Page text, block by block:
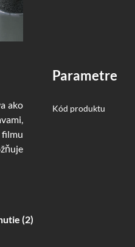
ako
parametre
Kód produktu
(2)